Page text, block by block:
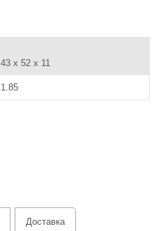
43 x 52 x 11
1.85
Доставка